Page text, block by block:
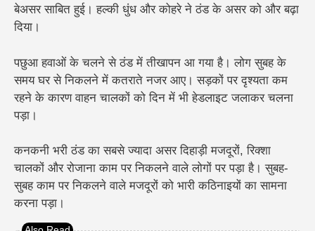
बेअसर साबित हुई। हल्की धुंध और कोहरे ने ठंड के असर को और बढ़ा
दिया।
पछुआ हवाओं के चलने से ठंड में तीखापन आ गया है। लोग सुबह के
समय घर से निकलने में कतराते नजर आए। सड़कों पर दृश्यता कम
रहने के कारण वाहन चालकों को दिन में भी हेडलाइट जलाकर चलना
पड़ा।
कनकनी भरी ठंड का सबसे ज्यादा असर दिहाड़ी मजदूरों, रिक्शा
चालकों और रोजाना काम पर निकलने वाले लोगों पर पड़ा है। सुबह-
सुबह काम पर निकलने वाले मजदूरों को भारी कठिनाइयों का सामना
करना पड़ा।